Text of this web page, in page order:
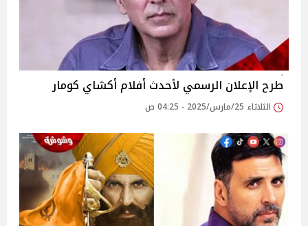
طرح الإعلان الرسمي لأحدث أفلام أكشاي كومار
الثلاثاء 25/مارس/2025 - 04:25 ص